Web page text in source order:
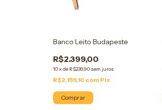
Banco Leito Budapeste
R$2.399,00
10xde R$239,90 sem juros
R$2.159,10 com Pix
Comprar